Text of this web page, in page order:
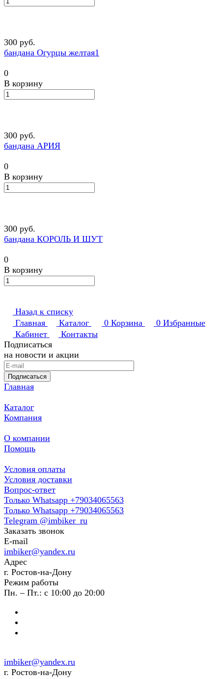
300 руб.
бандана Огурцы желтая1
0
В корзину
300 руб.
бандана АРИЯ
0
В корзину
300 руб.
бандана КОРОЛЬ И ШУТ
0
В корзину
Назад к списку
Главная
Каталог 0 Корзина 0 Избранные
Кабинет
Контакты
Подписаться
на новости и акции
Подписаться
Главная
Каталог
Компания
О компании
Помощь
Условия оплаты
Условия доставки
Вопрос-ответ
Только Whatsapp +79034065563
Только Whatsapp +79034065563
Telegram @imbiker_ru
Заказать звонок
E-mail
imbiker@yandex.ru
Адрес
г. Ростов-на-Дону
Режим работы
Пн. – Пт.: с 10:00 до 20:00
imbiker@yandex.ru
г. Ростов-на-Дону